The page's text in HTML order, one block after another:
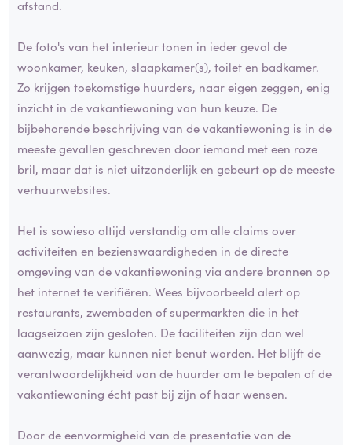
afstand.
De foto's van het interieur tonen in ieder geval de
woonkamer, keuken, slaapkamer(s), toilet en badkamer.
Zo krijgen toekomstige huurders, naar eigen zeggen, enig
inzicht in de vakantiewoning van hun keuze. De
bijbehorende beschrijving van de vakantiewoning is in de
meeste gevallen geschreven door iemand met een roze
bril, maar dat is niet uitzonderlijk en gebeurt op de meeste
verhuurwebsites.
Het is sowieso altijd verstandig om alle claims over
activiteiten en bezienswaardigheden in de directe
omgeving van de vakantiewoning via andere bronnen op
het internet te verifiëren. Wees bijvoorbeeld alert op
restaurants, zwembaden of supermarkten die in het
laagseizoen zijn gesloten. De faciliteiten zijn dan wel
aanwezig, maar kunnen niet benut worden. Het blijft de
verantwoordelijkheid van de huurder om te bepalen of de
vakantiewoning écht past bij zijn of haar wensen.
Door de eenvormigheid van de presentatie van de